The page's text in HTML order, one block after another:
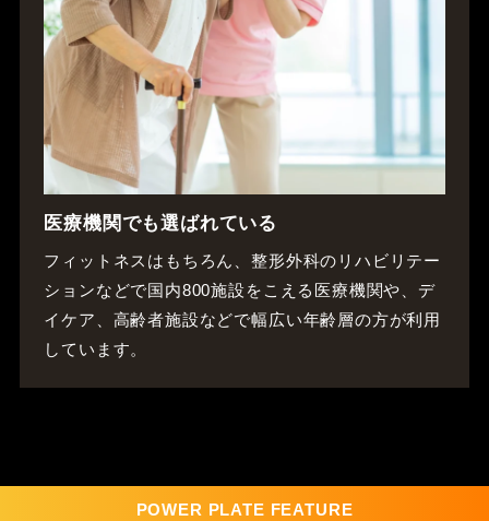
医療機関でも選ばれている
フィットネスはもちろん、整形外科のリハビリテー
ションなどで国内800施設をこえる医療機関や、デ
イケア、高齢者施設などで幅広い年齢層の方が利用
しています。
POWER PLATE FEATURE